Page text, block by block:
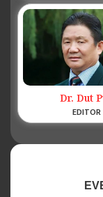
Dr. Dut
EDITOR